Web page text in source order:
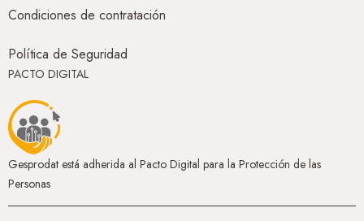
Condiciones de contratación
Política de Seguridad
PACTO DIGITAL
Gesprodat está adherida al Pacto Digital para la Protección de las
Personas